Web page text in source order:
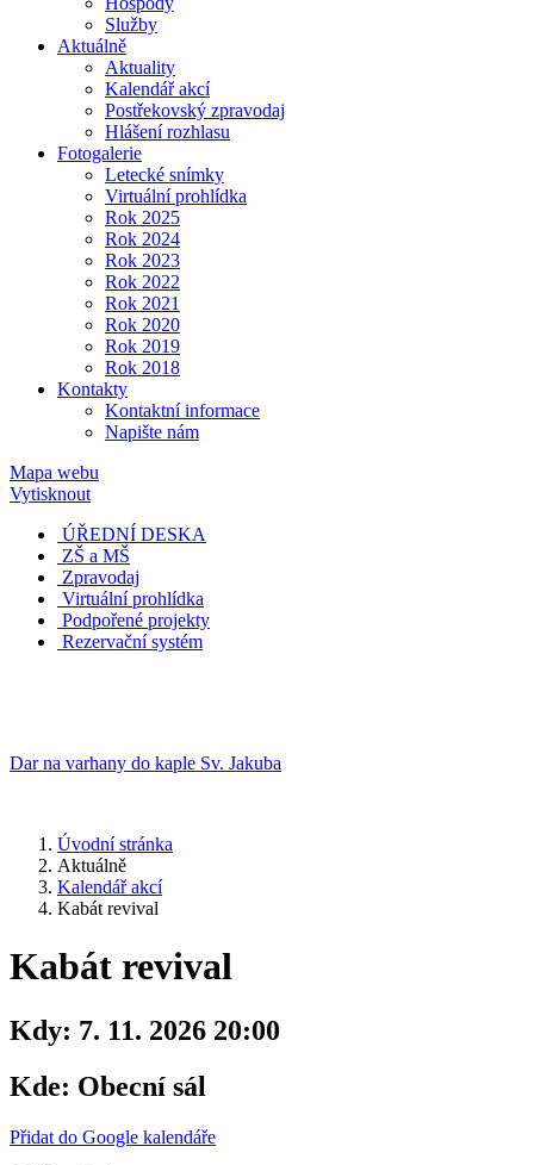
Služby
Aktuálně
Aktuality
Kalendář akcí
Postřekovský zpravodaj
Hlášení rozhlasu
Fotogalerie
Letecké snímky
Virtuální prohlídka
Rok 2025
Rok 2024
Rok 2023
Rok 2022
Rok 2021
Rok 2020
Rok 2019
Rok 2018
Kontakty
Kontaktní informace
Napište nám
Mapa webu
Vytisknout
ÚŘEDNÍ DESKA
ZŠ a MŠ
Zpravodaj
Virtuální prohlídka
Podpořené projekty
Rezervační systém
Dar na varhany do kaple Sv. Jakuba
Úvodní stránka
Aktuálně
Kalendář akcí
Kabát revival
Kabát revival
Kdy: 7. 11. 2026 20:00
Kde: Obecní sál
Přidat do Google kalendáře